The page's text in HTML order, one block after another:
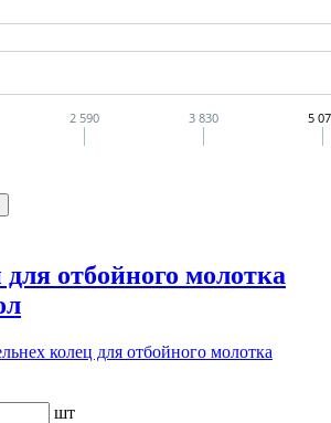
2 590 3 830 5
для отбойного молотка
колец для отбойного молотка
шт